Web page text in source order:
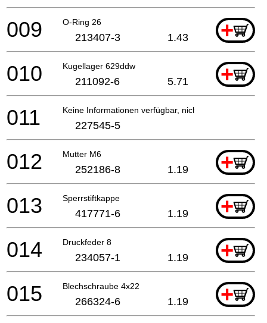
O-Ring 26 +
009 213407-3 1.43
Kugellager 629ddw +
010 211092-6 5.71
Keine Informationen verfügbar, nicht bestellbar
011 227545-5
Mutter M6 +
012 252186-8 1.19
Sperrstiftkappe +
013 417771-6 1.19
Druckfeder 8 +
014 234057-1 1.19
Blechschraube 4x22 +
015 266324-6 1.19